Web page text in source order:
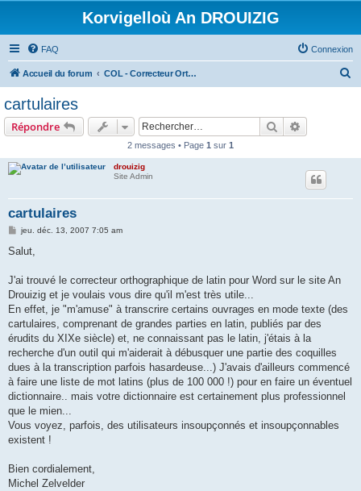
Korvigelloù An DROUIZIG
FAQ Connexion
Accueil du forum COL - Correcteur Orthographique Latin - Latin Spell Checker
cartulaires
Répondre Rechercher
2 messages • Page 1 sur 1
drouizig
Site Admin
cartulaires
M
s
g
jeu. déc. 13, 2007 7:05 am
Salut,
J'ai trouvé le correcteur orthographique de latin pour Word sur le site An
Drouizig et je voulais vous dire qu'il m'est très utile...
En effet, je "m'amuse" à transcrire certains ouvrages en mode texte (des
cartulaires, comprenant de grandes parties en latin, publiés par des
érudits du XIXe siècle) et, ne connaissant pas le latin, j'étais à la
recherche d'un outil qui m'aiderait à débusquer une partie des coquilles
dues à la transcription parfois hasardeuse...) J'avais d'ailleurs commencé
à faire une liste de mot latins (plus de 100 000 !) pour en faire un éventuel
dictionnaire.. mais votre dictionnaire est certainement plus professionnel
que le mien...
Vous voyez, parfois, des utilisateurs insoupçonnés et insoupçonnables
existent !
Bien cordialement,
Michel Zelvelder